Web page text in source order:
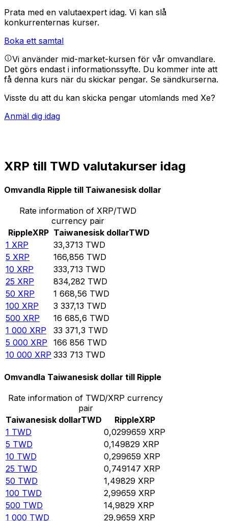
Prata med en valutaexpert idag. Vi kan slå
konkurrenternas kurser.
Boka ett samtal
Vi använder mid-market-kursen för vår omvandlare.
Det görs endast i informationssyfte. Du kommer inte att
få denna kurs när du skickar pengar. Se sändkurserna.
Visste du att du kan skicka pengar utomlands med Xe?
Anmäl dig idag
XRP till TWD valutakurser idag
Omvandla Ripple till Taiwanesisk dollar
Rate information of XRP/TWD
currency pair
RippleXRP Taiwanesisk dollarTWD
1 XRP 33,3713 TWD
5 XRP 166,856 TWD
10 XRP 333,713 TWD
25 XRP 834,282 TWD
50 XRP 1 668,56 TWD
100 XRP 3 337,13 TWD
500 XRP 16 685,6 TWD
1 000 XRP 33 371,3 TWD
5 000 XRP 166 856 TWD
10 000 XRP 333 713 TWD
Omvandla Taiwanesisk dollar till Ripple
Rate information of TWD/XRP currency
pair
Taiwanesisk dollarTWD RippleXRP
1 TWD 0,0299659 XRP
5 TWD 0,149829 XRP
10 TWD 0,299659 XRP
25 TWD 0,749147 XRP
50 TWD 1,49829 XRP
100 TWD 2,99659 XRP
500 TWD 14,9829 XRP
1 000 TWD 29,9659 XRP